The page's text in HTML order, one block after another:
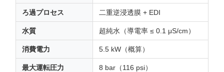
ろ過プロセス 二重逆浸透膜 + EDI
水質 超純水（導電率 ≤ 0.1 μS/cm）
消費電力 5.5 kW（概算）
最大運転圧力 8 bar（116 psi）